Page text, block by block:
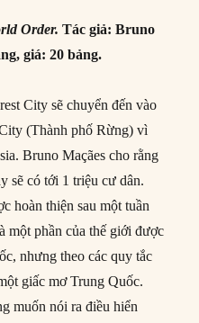
Order. Tác giả: Bruno
giá: 20 bảng.
City sẽ chuyển đến vào
(Thành phố Rừng) vì
Bruno Maçães cho rằng
sẽ có tới 1 triệu cư dân.
hoàn thiện sau một tuần
một phần của thế giới được
nhưng theo các quy tắc
giấc mơ Trung Quốc.
muốn nói ra điều hiển